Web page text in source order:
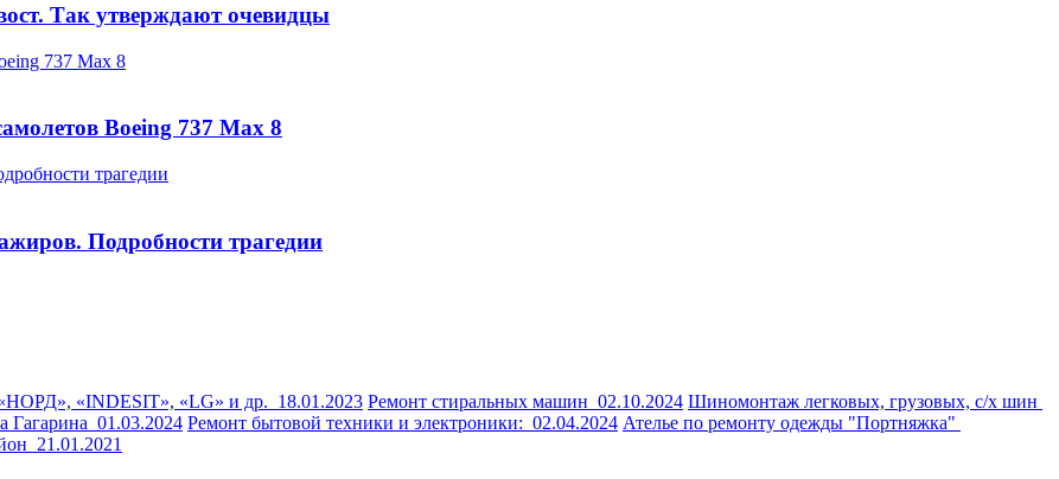
Так утверждают очевидцы
Boeing 737 Max 8
Подробности трагедии
«INDESIT», «LG» и др. 18.01.2023 Ремонт стиральных машин 02.10.2024 Шиномонтаж легковых, грузовых, с/х шин
Гагарина 01.03.2024 Ремонт бытовой техники и электроники: 02.04.2024 Ателье по ремонту одежды "Портняжка"
21.01.2021